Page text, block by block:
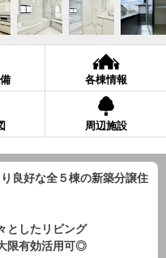
各棟情報
周辺施設
良好な全５棟の新築分譲住
としたリビング
限有効活用可◎